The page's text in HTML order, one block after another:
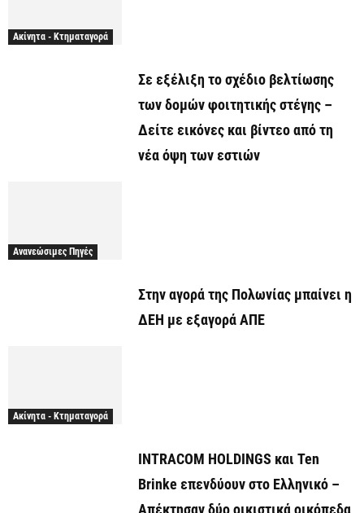
Ακίνητα - Κτηματαγορά
Σε εξέλιξη το σχέδιο βελτίωσης
των δομών φοιτητικής στέγης –
Δείτε εικόνες και βίντεο από τη
νέα όψη των εστιών
Ανανεώσιμες Πηγές
Στην αγορά της Πολωνίας μπαίνει η
ΔΕΗ με εξαγορά ΑΠΕ
Ακίνητα - Κτηματαγορά
INTRACOM HOLDINGS και Ten
Brinke επενδύουν στο Ελληνικό –